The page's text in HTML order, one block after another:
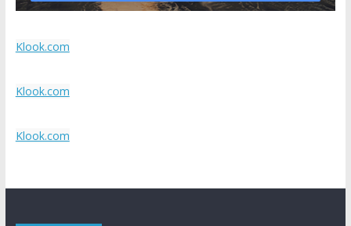
Klook.com
Klook.com
Klook.com